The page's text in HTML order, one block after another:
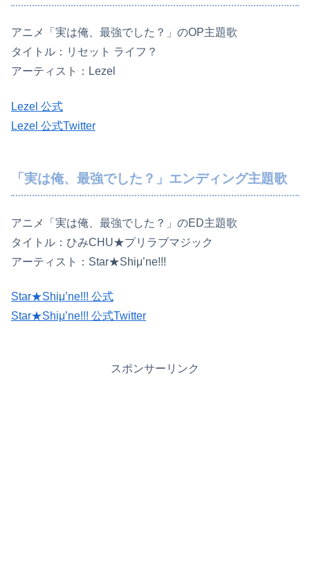
アニメ「実は俺、最強でした？」のOP主題歌
タイトル：リセット ライフ？
アーティスト：Lezel
Lezel 公式
Lezel 公式Twitter
「実は俺、最強でした？」エンディング主題歌
アニメ「実は俺、最強でした？」のED主題歌
タイトル：ひみCHU★プリラブマジック
アーティスト：Star★Shiμ’ne!!!
Star★Shiμ’ne!!! 公式
Star★Shiμ’ne!!! 公式Twitter
スポンサーリンク